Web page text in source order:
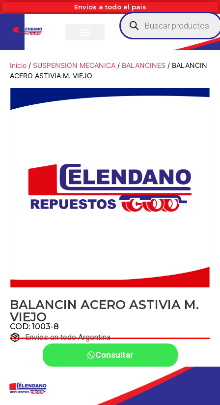
Envios a todo el pais
Inicio / SUSPENSION MECANICA / BALANCINES / BALANCIN
ACERO ASTIVIA M. VIEJO
BALANCIN ACERO ASTIVIA M.
VIEJO
COD: 1003-8
Envios en todo Argentina
Consultar